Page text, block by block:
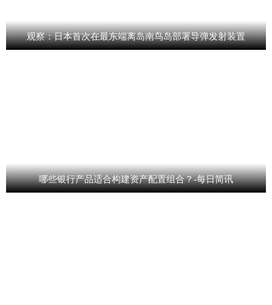
观察：日本首次在最东端离岛南鸟岛部署导弹发射装置
哪些银行产品适合构建资产配置组合？-每日简讯